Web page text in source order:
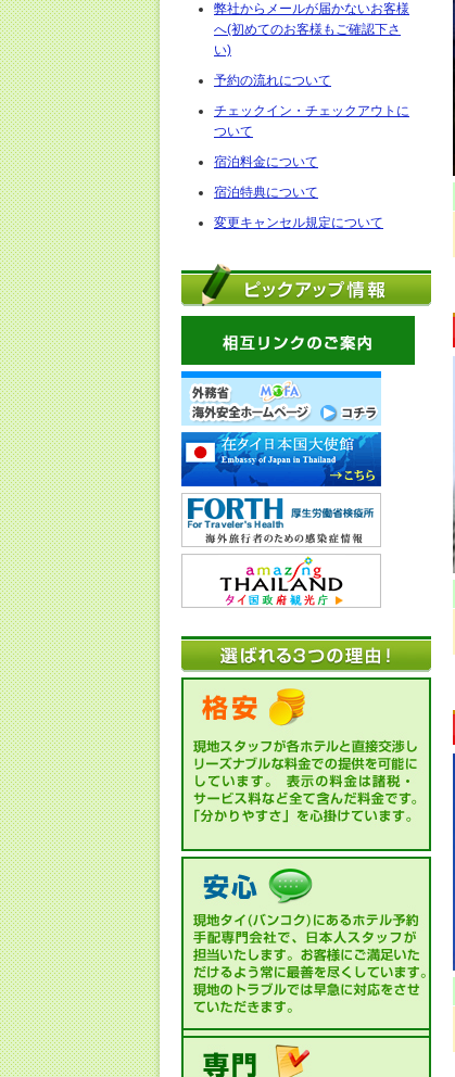
弊社からメールが届かないお客様
へ(初めてのお客様もご確認下さ
い)
予約の流れについて
チェックイン・チェックアウトに
ついて
宿泊料金について
宿泊特典について
変更キャンセル規定について